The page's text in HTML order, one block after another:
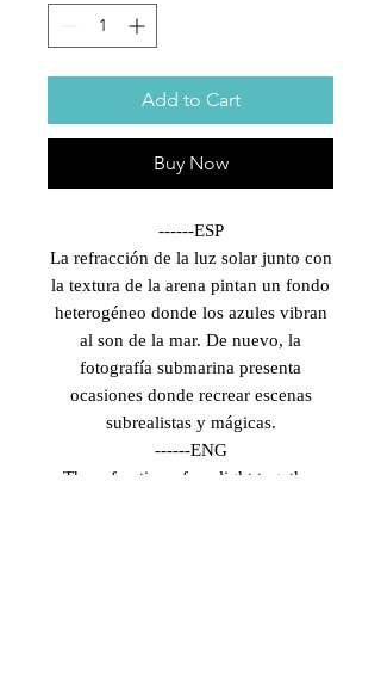
Add to Cart
Buy Now
------ESP
La refracción de la luz solar junto con
la textura de la arena pintan un fondo
heterogéneo donde los azules vibran
al son de la mar. De nuevo, la
fotografía submarina presenta
ocasiones donde recrear escenas
subrealistas y mágicas.
------ENG
The refraction of sunlight together